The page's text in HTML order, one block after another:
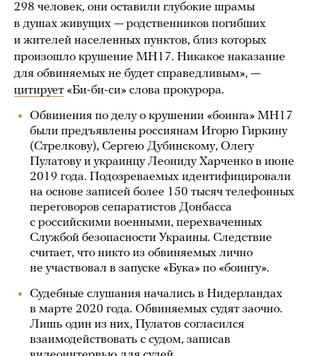
298 человек, они оставили глубокие шрамы
в душах живущих — родственников погибших
и жителей населенных пунктов, близ которых
произошло крушение МН17. Никакое наказание
для обвиняемых не будет справедливым», —
цитирует «Би-би-си» слова прокурора.
Обвинения по делу о крушении «боинга» MH17
были предъявлены россиянам Игорю Гиркину
(Стрелкову), Сергею Дубинскому, Олегу
Пулатову и украинцу Леониду Харченко в июне
2019 года. Подозреваемых идентифицировали
на основе записей более 150 тысяч телефонных
переговоров сепаратистов Донбасса
с российскими военными, перехваченных
Службой безопасности Украины. Следствие
считает, что никто из обвиняемых лично
не участвовал в запуске «Бука» по «боингу».
Судебные слушания начались в Нидерландах
в марте 2020 года. Обвиняемых судят заочно.
Лишь один из них, Пулатов согласился
взаимодействовать с судом, записав